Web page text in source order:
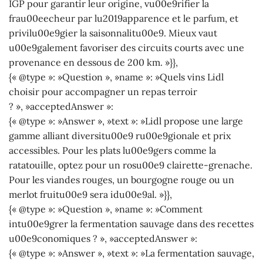
IGP pour garantir leur origine, vu00e9rifier la
frau00eecheur par lu2019apparence et le parfum, et
privilu00e9gier la saisonnalitu00e9. Mieux vaut
u00e9galement favoriser des circuits courts avec une
provenance en dessous de 200 km. »}},
{« @type »: »Question », »name »: »Quels vins Lidl
choisir pour accompagner un repas terroir
? », »acceptedAnswer »:
{« @type »: »Answer », »text »: »Lidl propose une large
gamme alliant diversitu00e9 ru00e9gionale et prix
accessibles. Pour les plats lu00e9gers comme la
ratatouille, optez pour un rosu00e9 clairette-grenache.
Pour les viandes rouges, un bourgogne rouge ou un
merlot fruitu00e9 sera idu00e9al. »}},
{« @type »: »Question », »name »: »Comment
intu00e9grer la fermentation sauvage dans des recettes
u00e9conomiques ? », »acceptedAnswer »:
{« @type »: »Answer », »text »: »La fermentation sauvage,